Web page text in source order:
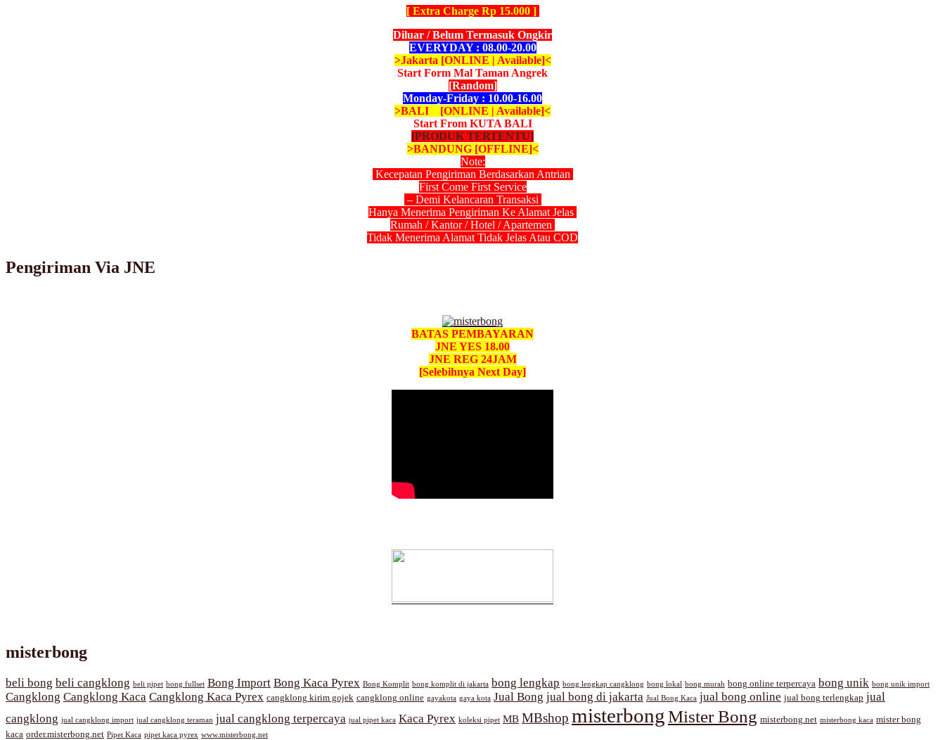
[ Extra Charge Rp 15.000 ]
Diluar / Belum Termasuk Ongkir
EVERYDAY : 08.00-20.00
>Jakarta [ONLINE | Available]<
Start Form Mal Taman Angrek
[Random]
Monday-Friday : 10.00-16.00
>BALI [ONLINE | Available]<
Start From KUTA BALI
[PRODUK TERTENTU]
>BANDUNG [OFFLINE]<
Note:
Kecepatan Pengiriman Berdasarkan Antrian
First Come First Service
– Demi Kelancaran Transaksi
Hanya Menerima Pengiriman Ke Alamat Jelas
Rumah / Kantor / Hotel / Apartemen
Tidak Menerima Alamat Tidak Jelas Atau COD
Pengiriman Via JNE
BATAS PEMBAYARAN
JNE YES 18.00
JNE REG 24JAM
[Selebihnya Next Day]
misterbong
beli bong beli cangklong beli pipet bong fullset Bong Import Bong Kaca Pyrex Bong Komplit bong komplit di jakarta bong lengkap bong lengkap cangklong bong lokal bong murah bong online terpercaya bong unik bong unik import
Cangklong Cangklong Kaca Cangklong Kaca Pyrex cangklong kirim gojek cangklong online gayakota gaya kota Jual Bong jual bong di jakarta Jual Bong Kaca jual bong online jual bong terlengkap jual
cangklong jual cangklong import jual cangklong teraman jual cangklong terpercaya jual pipet kaca Kaca Pyrex koleksi pipet MB MBshop misterbongMister Bong misterbong.net misterbong kaca mister bong
kaca order.misterbong.net Pipet Kaca pipet kaca pyrex www.misterbong.net